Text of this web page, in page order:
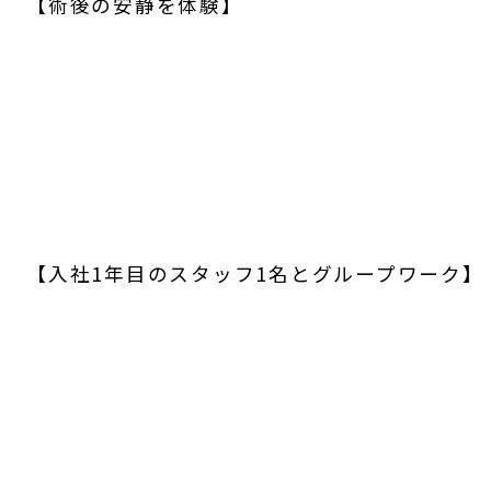
【入社1年目のスタッフ1名とグループワーク】